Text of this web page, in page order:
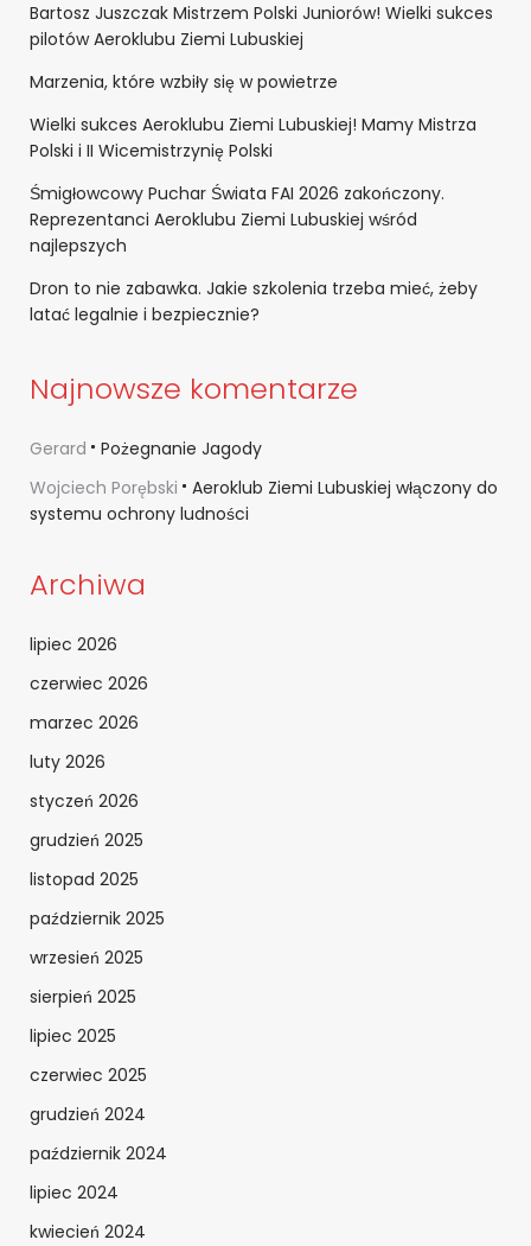
Bartosz Juszczak Mistrzem Polski Juniorów! Wielki sukces
pilotów Aeroklubu Ziemi Lubuskiej
Marzenia, które wzbiły się w powietrze
Wielki sukces Aeroklubu Ziemi Lubuskiej! Mamy Mistrza
Polski i II Wicemistrzynię Polski
Śmigłowcowy Puchar Świata FAI 2026 zakończony.
Reprezentanci Aeroklubu Ziemi Lubuskiej wśród
najlepszych
Dron to nie zabawka. Jakie szkolenia trzeba mieć, żeby
latać legalnie i bezpiecznie?
Najnowsze komentarze
Gerard
Pożegnanie Jagody
Wojciech Porębski
Aeroklub Ziemi Lubuskiej włączony do
systemu ochrony ludności
Archiwa
lipiec 2026
czerwiec 2026
marzec 2026
luty 2026
styczeń 2026
grudzień 2025
listopad 2025
październik 2025
wrzesień 2025
sierpień 2025
lipiec 2025
czerwiec 2025
grudzień 2024
październik 2024
lipiec 2024
kwiecień 2024